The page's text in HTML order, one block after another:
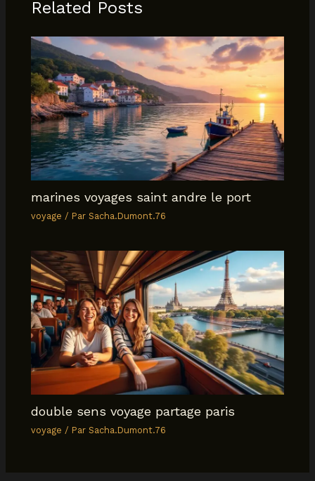
Related Posts
marines voyages saint andre le port
voyage / ParSacha.Dumont.76
double sens voyage partage paris
voyage / ParSacha.Dumont.76